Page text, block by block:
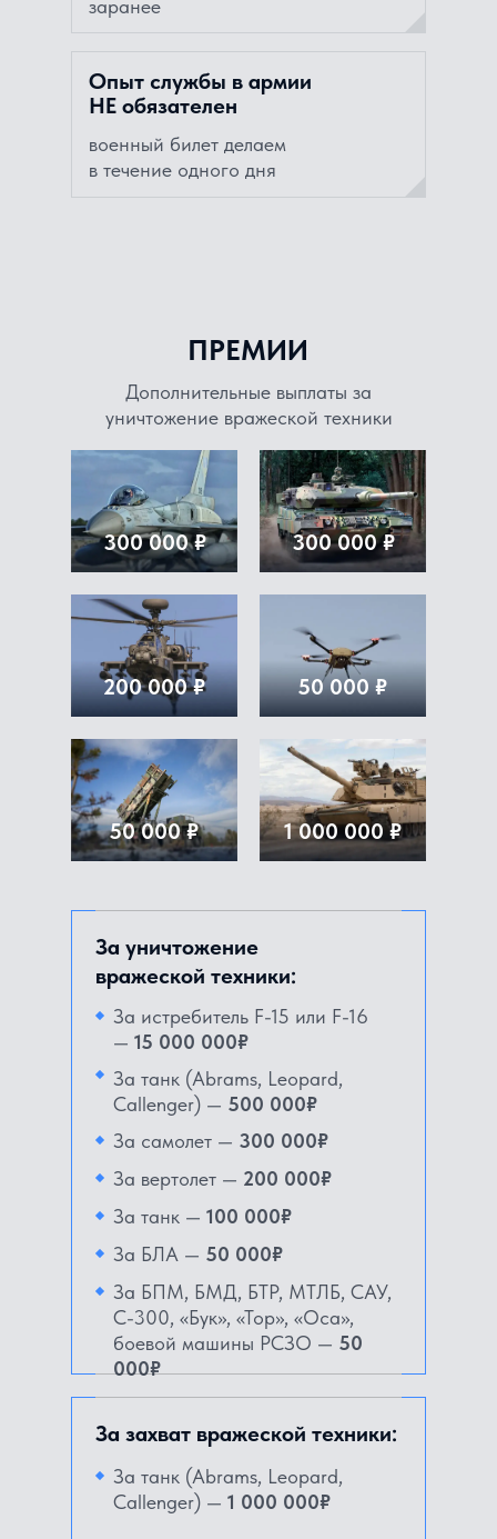
Опыт службы в армии
НЕ обязателен
заранее
военный билет делаем
в течение одного дня
ПРЕМИИ
Дополнительные выплаты за
уничтожение вражеской техники
300 000 ₽
50 000 ₽
300 000 ₽
50 000 ₽
200 000 ₽
1 000 000 ₽
За уничтожение
вражеской техники:
За захват вражеской техники:
За истребитель F-15 или F-16
— 15 000 000₽
За танк (Abrams, Leopard,
Callenger) — 1 000 000₽
За танк (Abrams, Leopard,
Callenger) — 500 000₽
За самолет — 300 000₽
За вертолет — 200 000₽
За танк — 100 000₽
За БЛА — 50 000₽
За БПМ, БМД, БТР, МТЛБ, САУ,
С-300, «Бук», «Тор», «Оса»,
боевой машины РСЗО — 50
000₽